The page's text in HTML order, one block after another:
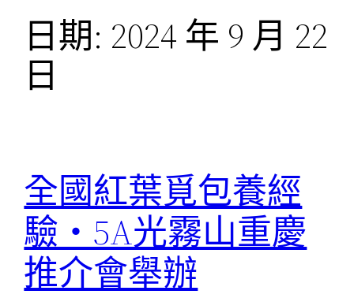
日期: 2024 年 9 月 22
日
全國紅葉覓包養經
驗・5A光霧山重慶
推介會舉辦